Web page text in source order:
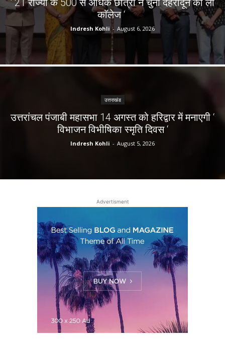
काॅलेज ‘
Indresh Kohli - August 6, 2026
उत्तराखंड
उत्तरांचल पंजाबी महासभा 14 अगस्त को हरिद्वार में मनाएगी ‘
विभाजन विभीषिका स्मृति दिवस ‘
Indresh Kohli - August 5, 2026
Advertisment